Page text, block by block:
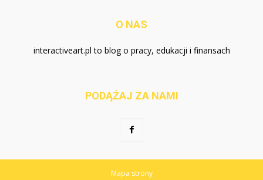
O NAS
interactiveart.pl to blog o pracy, edukacji i finansach
PODĄŻAJ ZA NAMI
Mapa strony